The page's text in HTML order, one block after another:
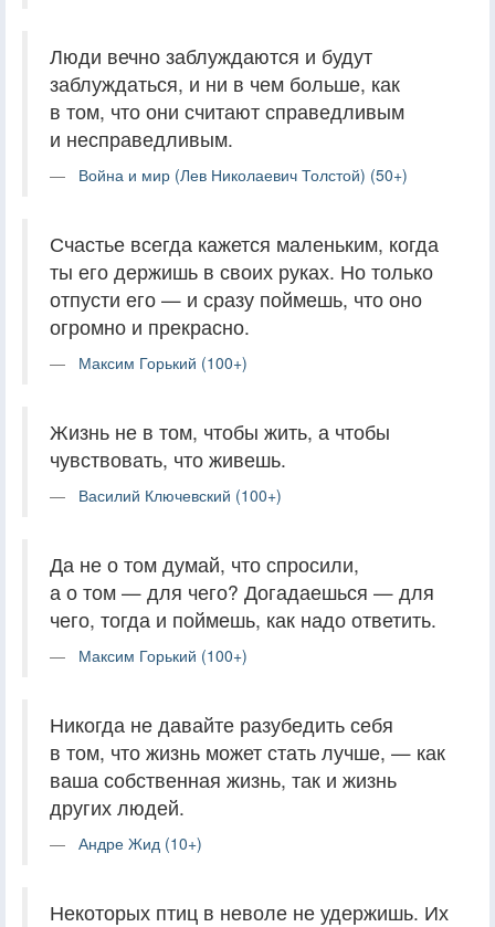
Люди вечно заблуждаются и будут
заблуждаться, и ни в чем больше, как
в том, что они считают справедливым
и несправедливым.
Война и мир (Лев Николаевич Толстой) (50+)
Счастье всегда кажется маленьким, когда
ты его держишь в своих руках. Но только
отпусти его — и сразу поймешь, что оно
огромно и прекрасно.
Максим Горький (100+)
Жизнь не в том, чтобы жить, а чтобы
чувствовать, что живешь.
Василий Ключевский (100+)
Да не о том думай, что спросили,
а о том — для чего? Догадаешься — для
чего, тогда и поймешь, как надо ответить.
Максим Горький (100+)
Никогда не давайте разубедить себя
в том, что жизнь может стать лучше, — как
ваша собственная жизнь, так и жизнь
других людей.
Андре Жид (10+)
Некоторых птиц в неволе не удержишь. Их